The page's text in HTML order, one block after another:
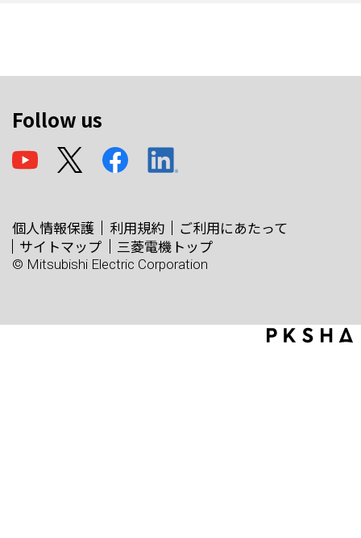
Follow us
個人情報保護 利用規約
ご利用にあたって
サイトマップ
三菱電機トップ
© Mitsubishi Electric Corporation